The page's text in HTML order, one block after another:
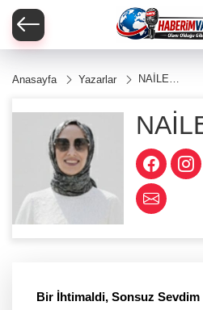
Anasayfa Yazarlar
NAİLE
Bir İhtimaldi, Sonsuz Sevdim